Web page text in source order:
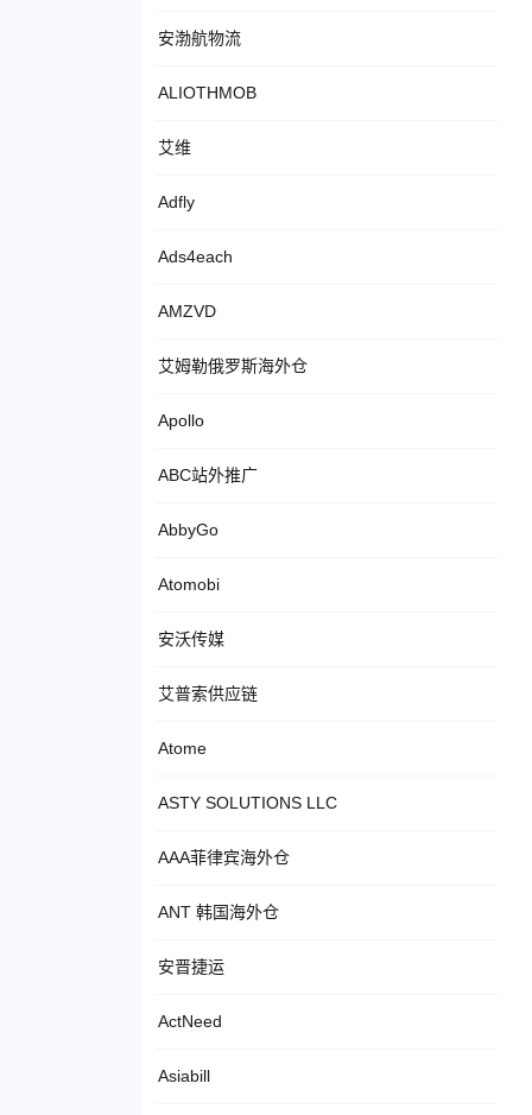
安渤航物流
ALIOTHMOB
艾维
Adfly
Ads4each
AMZVD
艾姆勒俄罗斯海外仓
Apollo
ABC站外推广
AbbyGo
Atomobi
安沃传媒
艾普索供应链
Atome
ASTY SOLUTIONS LLC
AAA菲律宾海外仓
ANT 韩国海外仓
安晋捷运
ActNeed
Asiabill